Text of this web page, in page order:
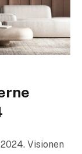
Visionen